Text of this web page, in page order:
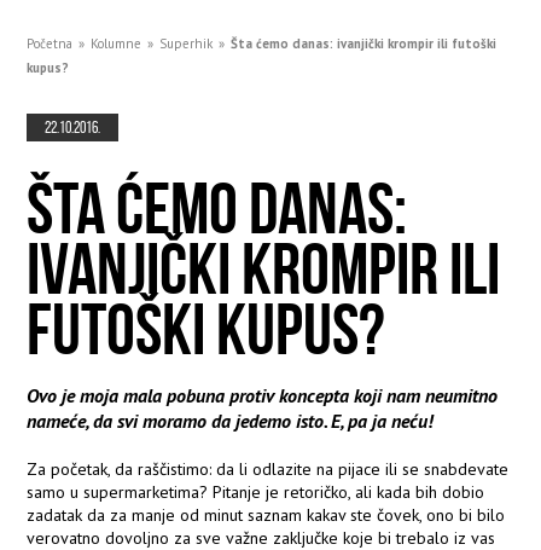
Početna » Kolumne » Superhik » Šta ćemo danas: ivanjički krompir ili futoški
kupus?
22.10.2016.
ŠTA ĆEMO DANAS:
IVANJIČKI KROMPIR ILI
FUTOŠKI KUPUS?
Ovo je moja mala pobuna protiv koncepta koji nam neumitno
nameće, da svi moramo da jedemo isto. E, pa ja neću!
Za početak, da raščistimo: da li odlazite na pijace ili se snabdevate
samo u supermarketima? Pitanje je retoričko, ali kada bih dobio
zadatak da za manje od minut saznam kakav ste čovek, ono bi bilo
verovatno dovoljno za sve važne zaključke koje bi trebalo iz vas